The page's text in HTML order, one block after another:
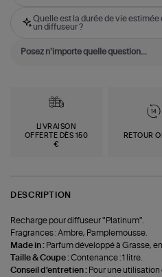
Quelle est la durée de vie estimée
un diffuseur ?
LIVRAISON
OFFERTE DÈS 150
€
RETOUR
DESCRIPTION
Recharge pour diffuseur "Platinum".
Fragrances : Ambre, Pamplemousse.
Made in : Parfum développé à Grasse,
Taille & Coupe :Contenance : 1 litre.
Conseil d'entretien : Pour une